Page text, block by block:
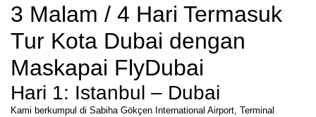
3 Malam / 4 Hari Termasuk
Tur Kota Dubai dengan
Maskapai FlyDubai
Hari 1: Istanbul – Dubai
Kami berkumpul di Sabiha Gökçen International Airport, Terminal